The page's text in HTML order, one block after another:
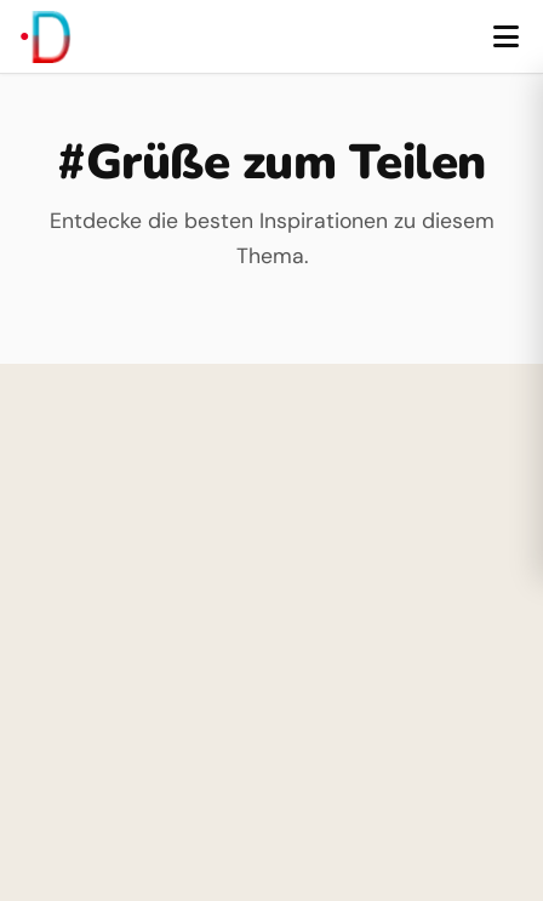
#Grüße zum Teilen
Entdecke die besten Inspirationen zu diesem
Thema.